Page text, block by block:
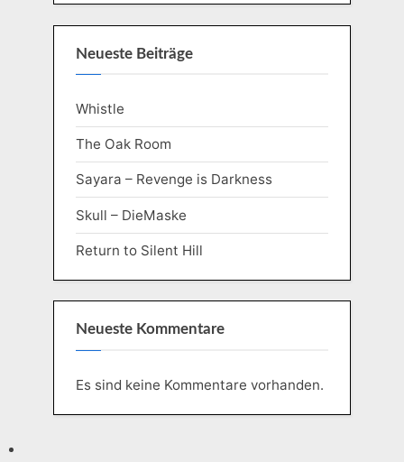
Neueste Beiträge
Whistle
The Oak Room
Sayara – Revenge is Darkness
Skull – DieMaske
Return to Silent Hill
Neueste Kommentare
Es sind keine Kommentare vorhanden.